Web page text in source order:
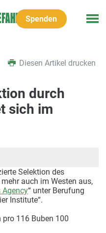
Spenden
Diesen Artikel drucken
durch
sich im
Selektion des
auch im Westen aus,
Agency“ unter Berufung
Institute“.
pro 116 Buben 100